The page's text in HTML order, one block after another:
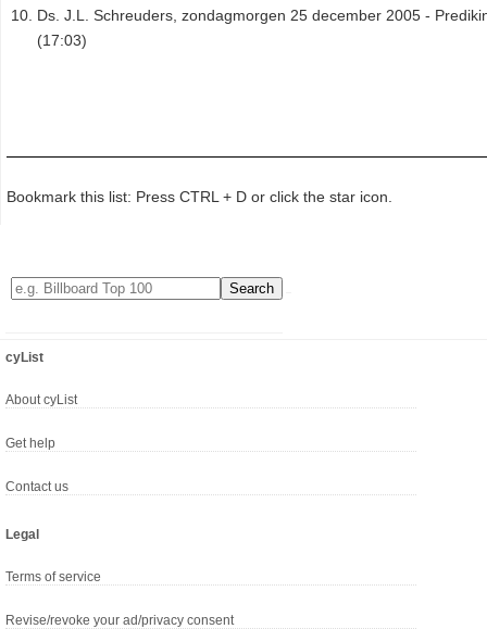
Ds. J.L. Schreuders, zondagmorgen 25 december 2005 -
(17:03)
Bookmark this list: Press CTRL + D or click the star icon.
cyList
About cyList
Get help
Contact us
Legal
Terms of service
Revise/revoke your ad/privacy consent